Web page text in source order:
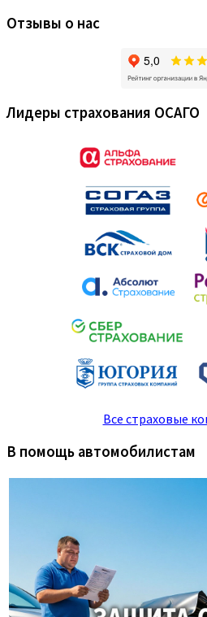
Отзывы о нас
Лидеры страхования ОСАГО
Все страховые
В помощь автомобилистам